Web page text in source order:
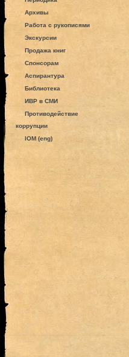
Архивы
Работа с рукописями
Экскурсии
Продажа книг
Спонсорам
Аспирантура
Библиотека
ИВР в СМИ
Противодействие
коррупции
IOM (eng)